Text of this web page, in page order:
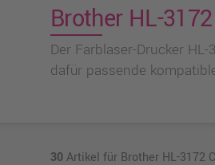
Brother HL-
Der Farblaser-Drucker
dafür passende
30Artikel für Brother HL-3172